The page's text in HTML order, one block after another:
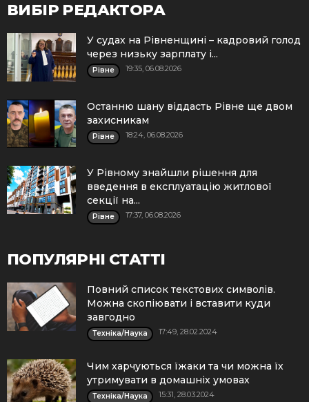
ВИБІР РЕДАКТОРА
У судах на Рівненщині – кадровий голод
через низьку зарплату і...
Рівне 19:35, 06.08.2026
Останню шану віддасть Рівне ще двом
захисникам
Рівне 18:24, 06.08.2026
У Рівному знайшли рішення для
введення в експлуатацію житлової
секції на...
Рівне 17:37, 06.08.2026
ПОПУЛЯРНІ СТАТТІ
Повний список текстових символів.
Можна скопіювати і вставити куди
завгодно
Техніка/Наука 17:49, 28.02.2024
Чим харчуються їжаки та чи можна їх
утримувати в домашніх умовах
Техніка/Наука 15:31, 28.03.2024